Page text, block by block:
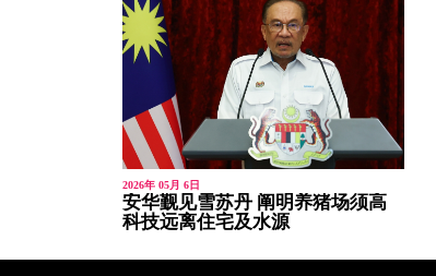
2026年 05月 6日
安华觐见雪苏丹 阐明养猪场须高
科技远离住宅及水源